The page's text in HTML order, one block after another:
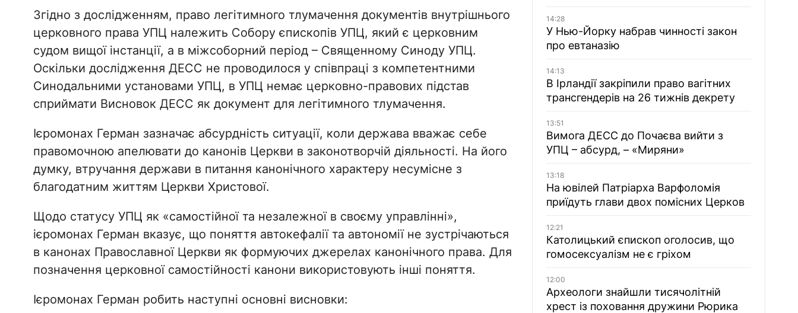
Згідно з дослідженням, право легітимного тлумачення документів внутрішнього
церковного права УПЦ належить Собору єпископів УПЦ, який є церковним
судом вищої інстанції, а в міжсоборний період – Священному Синоду УПЦ.
Оскільки дослідження ДЕСС не проводилося у співпраці з компетентними
Синодальними установами УПЦ, в УПЦ немає церковно-правових підстав
сприймати Висновок ДЕСС як документ для легітимного тлумачення.
Ієромонах Герман зазначає абсурдність ситуації, коли держава вважає себе
правомочною апелювати до канонів Церкви в законотворчій діяльності. На його
думку, втручання держави в питання канонічного характеру несумісне з
благодатним життям Церкви Христової.
Щодо статусу УПЦ як «самостійної та незалежної в своєму управлінні»,
ієромонах Герман вказує, що поняття автокефалії та автономії не зустрічаються
в канонах Православної Церкви як формуючих джерелах канонічного права. Для
позначення церковної самостійності канони використовують інші поняття.
Ієромонах Герман робить наступні основні висновки:
14:28
У Нью-Йорку набрав чинності закон
про евтаназію
14:13
В Ірландії закріпили право вагітних
трансгендерів на 26 тижнів декрету
13:51
Вимога ДЕСС до Почаєва вийти з
УПЦ – абсурд, – «Миряни»
13:18
На ювілей Патріарха Варфоломія
приїдуть глави двох помісних Церков
12:21
Католицький єпископ оголосив, що
гомосексуалізм не є гріхом
12:00
Археологи знайшли тисячолітній
хрест із поховання дружини Рюрика